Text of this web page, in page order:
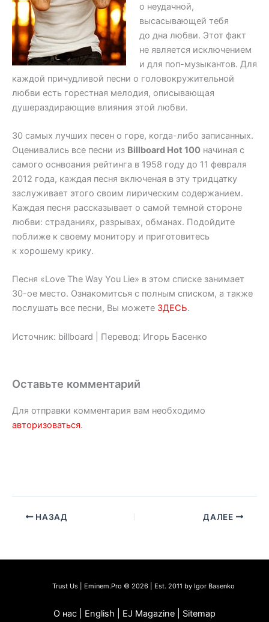
о неудачной,
высасывающей тебя
до дна любви. Этот факт
не является исключением
и для поп-музыкантов. Для
каждой причудливой песни о головокружительной
любви есть горестная мелодия, описывающая
душераздирающие влияния этой любви.
30 самых лучших песен о горе, когда-либо записанных.
Оценивались все песни из Billboard Hot 100 начиная с
самого оснвоания рейтинга в 1958 году до 11 февраля
2012 года, каждая песня включеная в эту тридцатку
заслуживает этого своим лирическим содержанием.
Каждая песня рассказывает о самой темной стороне
любви: страданиях, разрывах, обманах. Подойдите
поближе к своему монитору и приготовитесь
к хорошему крику.
Песня «Love The Way You Lie» в этом списке занимает
30-ое место. Ознакомитсья с полным списком, а также
послушать все песни, Вы можете ЗДЕСЬ.
Источник: billboard | Перевод: Игорь Басенко
Оставьте комментарий
Для отправки комментария вам необходимо
авторизоваться.
НАЗАД ДАЛЕЕ
Trust Us | Eminem.Pro © 2026 | Est. 2011 by Igor Basenko
О нас | English | EJ Magazine | Sitemap